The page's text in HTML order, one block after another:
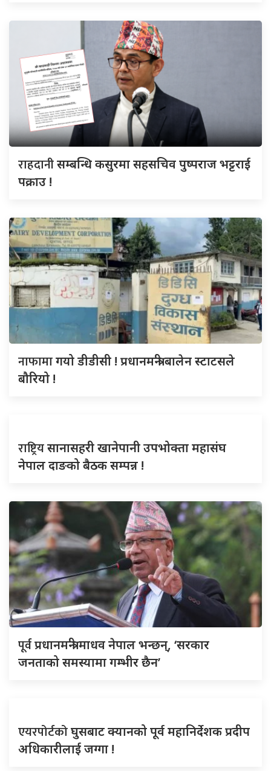
राहदानीसम्बन्धि कसुरमा सहसचिव पुष्पराज भट्टराई
पक्राउ !
नाफामागयो डीडीसी ! प्रधानमन्त्री बालेन स्टाटसले
बौरियो !
राष्ट्रियसानासहरी खानेपानी उपभोक्ता महासंघ
नेपाल दाङको बैठक सम्पन्न !
पूर्वप्रधानमन्त्री माधव नेपाल भन्छन्, ‘सरकार
जनताको समस्यामा गम्भीर छैन’
एयरपोर्टकोघुसबाट क्यानको पूर्व महानिर्देशक प्रदीप
अधिकारीलाई जग्गा !